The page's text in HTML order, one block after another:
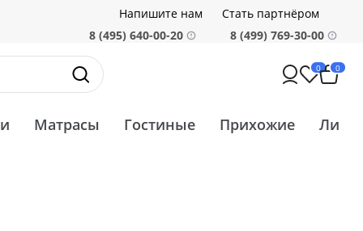
Напишите нам
Стать партнёром
8 (495) 640-00-20
8 (499) 769-30-00
0 0
Матрасы Гостиные Прихожие